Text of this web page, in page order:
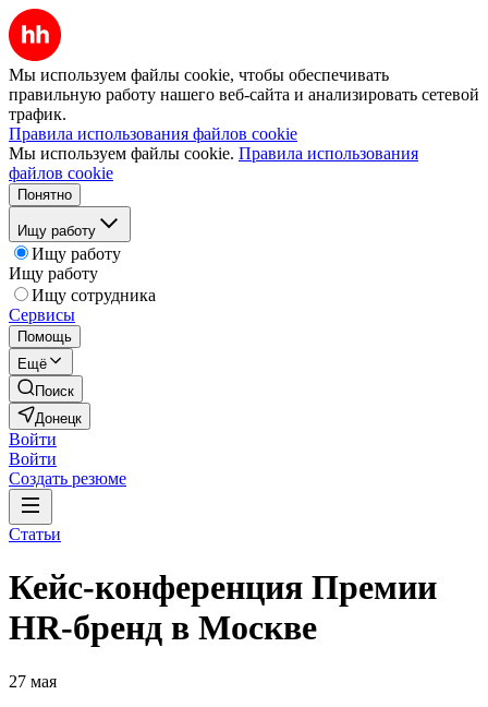
Мы используем файлы cookie, чтобы обеспечивать
правильную работу нашего веб-сайта и анализировать сетевой
трафик.
Правила использования файлов cookie
Мы используем файлы cookie. Правила использования
файлов cookie
Понятно
Ищу работу
Ищу работу
Ищу работу
Ищу сотрудника
Сервисы
Помощь
Ещё
Поиск
Донецк
Войти
Войти
Создать резюме
Статьи
Кейс-конференция Премии
HR-бренд в Москве
27 мая